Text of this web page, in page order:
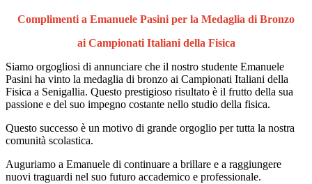
Complimenti a Emanuele Pasini per la Medaglia di Bronzo
ai Campionati Italiani della Fisica
Siamo orgogliosi di annunciare che il nostro studente Emanuele
Pasini ha vinto la medaglia di bronzo ai Campionati Italiani della
Fisica a Senigallia. Questo prestigioso risultato è il frutto della sua
passione e del suo impegno costante nello studio della fisica.
Questo successo è un motivo di grande orgoglio per tutta la nostra
comunità scolastica.
Auguriamo a Emanuele di continuare a brillare e a raggiungere
nuovi traguardi nel suo futuro accademico e professionale.